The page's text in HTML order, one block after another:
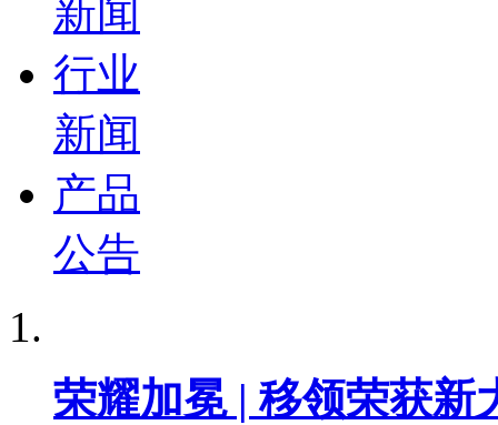
新闻
行业
新闻
产品
公告
荣耀加冕 | 移领荣获新